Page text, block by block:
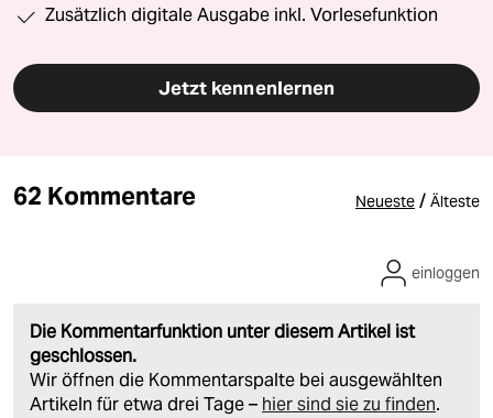
Zusätzlich digitale Ausgabe inkl. Vorlesefunktion
Jetzt kennenlernen
62 Kommentare Neueste / Älteste
Die Kommentarfunktion unter diesem Artikel ist
geschlossen.
Wir öffnen die Kommentarspalte bei ausgewählten
Artikeln für etwa drei Tage – hier sind sie zu finden.
einloggen